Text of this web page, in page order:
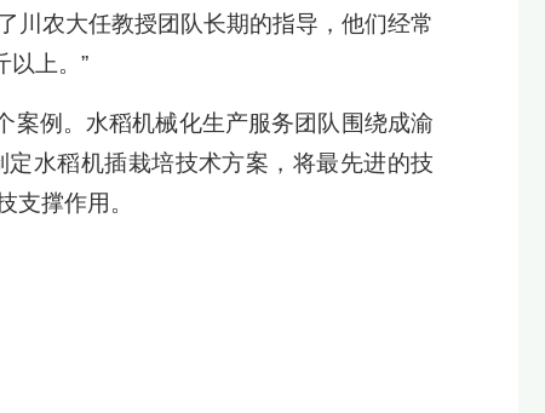
川农大任教授团队长期的指导，他们经常
以上。”
案例。水稻机械化生产服务团队围绕成渝
水稻机插栽培技术方案，将最先进的技
支撑作用。